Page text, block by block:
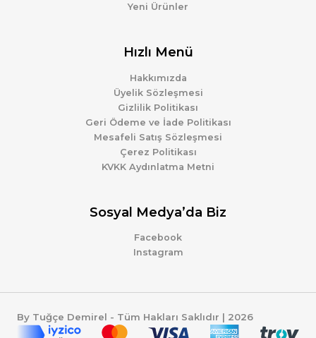
Yeni Ürünler
Hızlı Menü
Hakkımızda
Üyelik Sözleşmesi
Gizlilik Politikası
Geri Ödeme ve İade Politikası
Mesafeli Satış Sözleşmesi
Çerez Politikası
KVKK Aydınlatma Metni
Sosyal Medya’da Biz
Facebook
Instagram
By Tuğçe Demirel - Tüm Hakları Saklıdır | 2026